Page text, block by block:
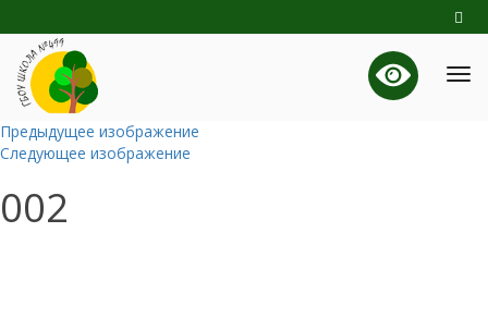
Предыдущее изображение
Следующее изображение
002